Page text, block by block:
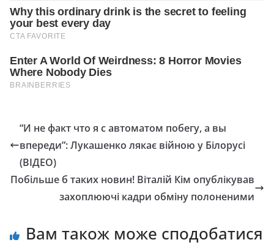
“И не факт что я с автоматом побегу, а вы
впереди”: Лукашенко лякає війною у Білорусі
(ВІДЕО)
Побільше б таких новин! Віталій Кім опублікував
захоплюючі кадри обміну полоненими
Вам також може сподобатися